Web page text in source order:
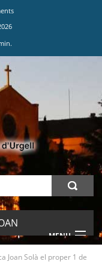
MENU
Joan Solà el proper 1 de